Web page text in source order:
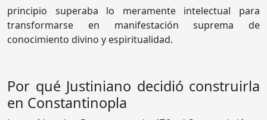
principio superaba lo meramente intelectual para
transformarse en manifestación suprema de
conocimiento divino y espiritualidad.
Por qué Justiniano decidió construirla
en Constantinopla